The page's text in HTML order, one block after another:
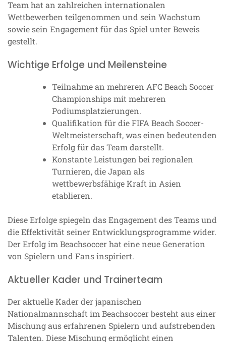
Team hat an zahlreichen internationalen
Wettbewerben teilgenommen und sein Wachstum
sowie sein Engagement für das Spiel unter Beweis
gestellt.
Wichtige Erfolge und Meilensteine
Teilnahme an mehreren AFC Beach Soccer
Championships mit mehreren
Podiumsplatzierungen.
Qualifikation für die FIFA Beach Soccer-
Weltmeisterschaft, was einen bedeutenden
Erfolg für das Team darstellt.
Konstante Leistungen bei regionalen
Turnieren, die Japan als
wettbewerbsfähige Kraft in Asien
etablieren.
Diese Erfolge spiegeln das Engagement des Teams und
die Effektivität seiner Entwicklungsprogramme wider.
Der Erfolg im Beachsoccer hat eine neue Generation
von Spielern und Fans inspiriert.
Aktueller Kader und Trainerteam
Der aktuelle Kader der japanischen
Nationalmannschaft im Beachsoccer besteht aus einer
Mischung aus erfahrenen Spielern und aufstrebenden
Talenten. Diese Mischung ermöglicht einen